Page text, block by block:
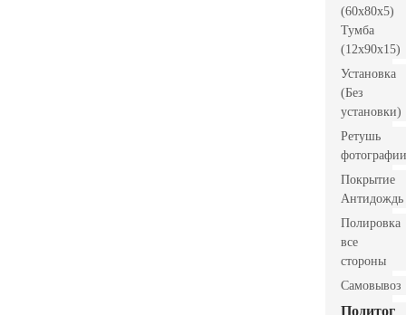
(60x80x5)
Тумба
(12x90x15)
Установка
(Без
установки)
Ретушь
фотографии
Покрытие
Антидождь
Полировка
все
стороны
Самовывоз
Подитог